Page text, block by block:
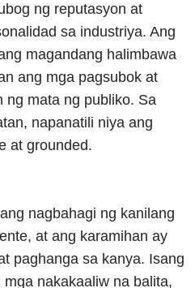
ng reputasyon at
sa industriya. Ang
magandang halimbawa
ang mga pagsubok at
ng mata ng publiko. Sa
napanatili niya ang
at grounded.
nagbahagi ng kanilang
at ang karamihan ay
paghanga sa kanya. Isang
nakakaaliw na balita,